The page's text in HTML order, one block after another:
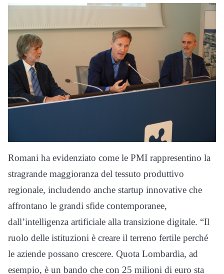
Romani ha evidenziato come le PMI rappresentino la
stragrande maggioranza del tessuto produttivo
regionale, includendo anche startup innovative che
affrontano le grandi sfide contemporanee,
dall’intelligenza artificiale alla transizione digitale. “Il
ruolo delle istituzioni è creare il terreno fertile perché
le aziende possano crescere. Quota Lombardia, ad
esempio, è un bando che con 25 milioni di euro sta